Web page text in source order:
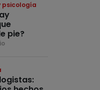
psicología
pie?